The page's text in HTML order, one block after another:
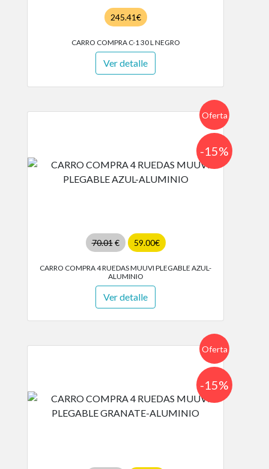
245.41€
CARRO COMPRA C-1 30 L NEGRO
Ver detalle
Oferta
70.01€ 59.00€
-15%
CARRO COMPRA 4 RUEDAS MUUVI PLEGABLE AZUL-
ALUMINIO
Ver detalle
Oferta
-15%